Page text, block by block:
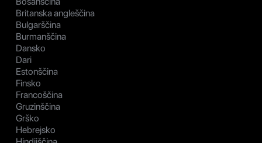
Britanska angleščina
Bulgarščina
Burmanščina
Dansko
Dari
Estonščina
Finsko
Francoščina
Gruzinščina
Grško
Hebrejsko